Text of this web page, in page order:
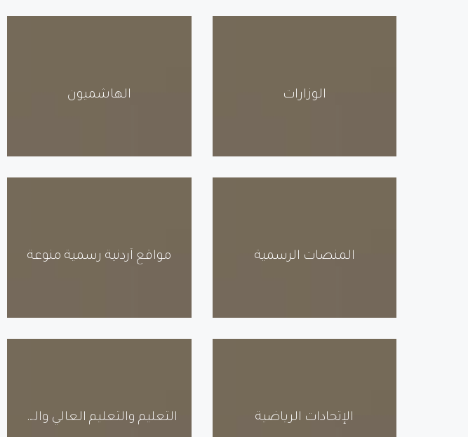
الوزارات الهاشميون
المنصات الرسمية مواقع أردنية رسمية منوعة
الإتحادات الرياضية التعليم والتعليم العالي والجامعات